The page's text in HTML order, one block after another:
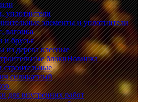
уплотнители
элементы и уплотнители
вагонка
и брусья
из дерева клееные
блокиНовинка
строительные
силикатный
для внутренних работ